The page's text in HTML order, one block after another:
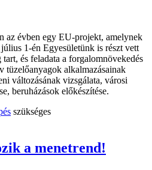
az évben egy EU-projekt, amelynek
1-én Egyesületünk is részt vett
és feladata a forgalomnövekedés
tüzelőanyagok alkalmazásainak
változásának vizsgálata, városi
beruházások előkészítése.
szükséges
a menetrend!